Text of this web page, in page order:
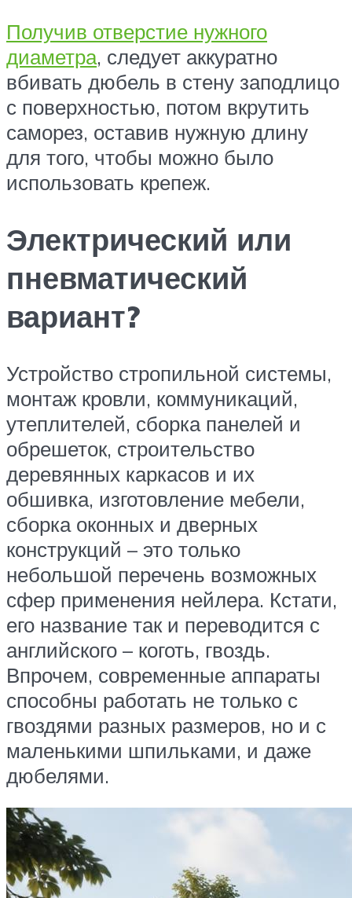
Получив отверстие нужного
диаметра, следует аккуратно
вбивать дюбель в стену заподлицо
с поверхностью, потом вкрутить
саморез, оставив нужную длину
для того, чтобы можно было
использовать крепеж.
Электрический или
пневматический
вариант?
Устройство стропильной системы,
монтаж кровли, коммуникаций,
утеплителей, сборка панелей и
обрешеток, строительство
деревянных каркасов и их
обшивка, изготовление мебели,
сборка оконных и дверных
конструкций – это только
небольшой перечень возможных
сфер применения нейлера. Кстати,
его название так и переводится с
английского – коготь, гвоздь.
Впрочем, современные аппараты
способны работать не только с
гвоздями разных размеров, но и с
маленькими шпильками, и даже
дюбелями.